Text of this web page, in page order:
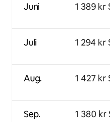
Juni
Juli
Aug.
Sep.
1 389 kr
1 294 kr
1 427 kr
1 380 kr